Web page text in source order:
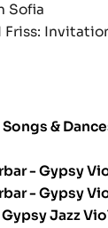
Sofia
Songs &
- Gypsy
- Gypsy
Jazz